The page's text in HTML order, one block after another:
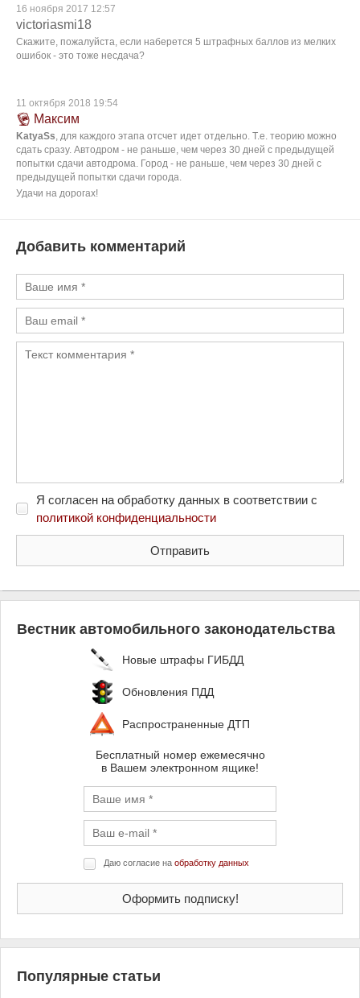
16 ноября 2017 12:57
victoriasmi18
Скажите, пожалуйста, если наберется 5 штрафных баллов из мелких
ошибок - это тоже несдача?
11 октября 2018 19:54
Максим
KatyaSs, для каждого этапа отсчет идет отдельно. Т.е. теорию можно
сдать сразу. Автодром - не раньше, чем через 30 дней с предыдущей
попытки сдачи автодрома. Город - не раньше, чем через 30 дней с
предыдущей попытки сдачи города.
Удачи на дорогах!
Добавить комментарий
Я согласен на обработку данных в соответствии с
политикой конфиденциальности
Вестник автомобильного законодательства
Новые штрафы ГИБДД
Обновления ПДД
Распространенные ДТП
Бесплатный номер ежемесячно
в Вашем электронном ящике!
Даю согласие на обработку данных
Популярные статьи